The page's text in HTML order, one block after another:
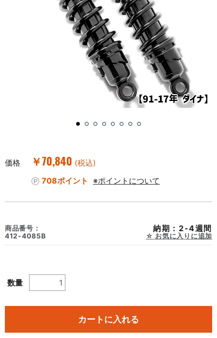
価格 ￥70,840 (税込)
708ポイント
※ポイントについて
商品番号：
412-4085B
納期：2-4週間
お気に入りに追加
数量
カートに入れる